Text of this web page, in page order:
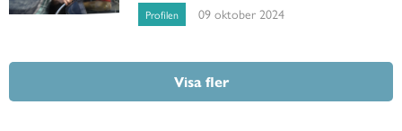
Profilen 09 oktober 2024
Visa fler